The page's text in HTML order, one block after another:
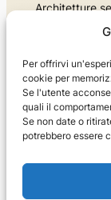
Per offrirvi
cookie per
Se l'utente
quali il
Se non date o
potrebbero essere
Architetture
Esperienza di
Musei e mostre
Esperienza
Risiedere e
Lo sport
Il mondo dei
Visite guidate
Consigli di